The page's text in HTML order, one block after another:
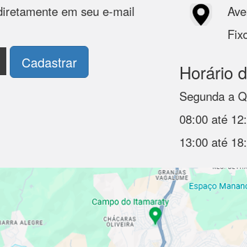
em seu e-mail
Horário
Segunda a
08:00 até
13:00 até